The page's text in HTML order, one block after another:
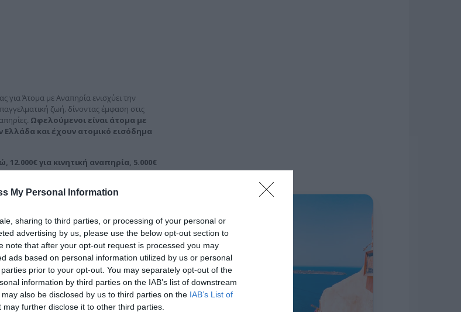
My Personal Information
sharing to third parties, or processing of your personal or
advertising by us, please use the below opt-out section to
note that after your opt-out request is processed you may
ads based on personal information utilized by us or personal
prior to your opt-out. You may separately opt-out of the
information by third parties on the IAB’s list of downstream
also be disclosed by us to third parties on the IAB’s List of
may further disclose it to other third parties.
Άτομα με Αναπηρία ενισχύει την
ζωή, δίνοντας έμφαση στις
Ωφελούμενοι είναι άτομα με
και έχουν ατομικό εισόδημα
12.000€ για κινητική αναπηρία, 5.000€
αισθητηριακής αναπηρίας.
καθεστώτος
η ιδιόκτητη δευτερεύουσα
χώροι πολυκατοικιών. Οι παρεμβάσεις
αναβατορίων, τοποθέτηση
για την πιστοποίηση ολοκλήρωσης των
συνδυαστικά και στους 3 χώρους
εγκατάσταση αυτοματισμών και
ο οποίος πιστοποιεί την ολοκλήρωση